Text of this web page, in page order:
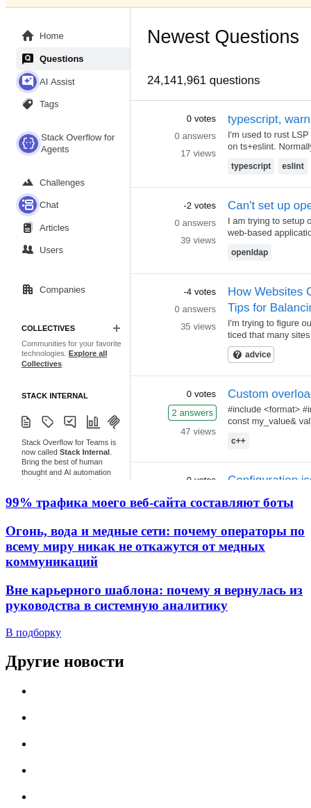
99% трафика моего веб‑сайта составляют боты
Огонь, вода и медные сети: почему операторы по
всему миру никак не откажутся от медных
коммуникаций
Вне карьерного шаблона: почему я вернулась из
руководства в системную аналитику
В подборку
Другие новости